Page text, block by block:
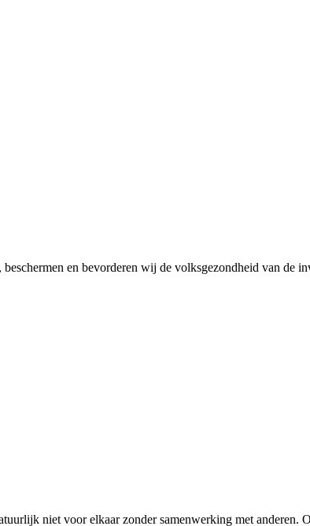
en bevorderen wij de volksgezondheid van de
niet voor elkaar zonder samenwerking met anderen.